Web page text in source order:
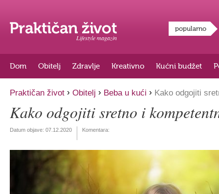
Lifestyle magazin
popularno
Dom Obitelj Zdravlje Kreativno Kućni budžet
Praktičan život › Obitelj › Beba u kući › Kako odgojiti
Kako odgojiti sretno i
Datum objave: 07.12.2020 Komentara: